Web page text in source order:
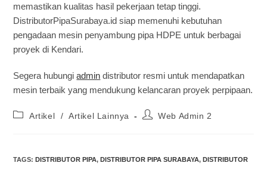
memastikan kualitas hasil pekerjaan tetap tinggi.
DistributorPipaSurabaya.id siap memenuhi kebutuhan
pengadaan mesin penyambung pipa HDPE untuk berbagai
proyek di Kendari.
Segera hubungiadmin distributor resmi untuk mendapatkan
mesin terbaik yang mendukung kelancaran proyek perpipaan.
Artikel / Artikel Lainnya Web Admin 2
TAGS:DISTRIBUTOR PIPA, DISTRIBUTOR PIPA SURABAYA, DISTRIBUTOR